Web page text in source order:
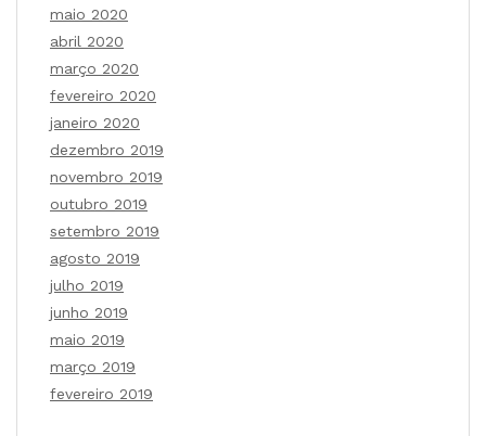
maio 2020
abril 2020
março 2020
fevereiro 2020
janeiro 2020
dezembro 2019
novembro 2019
outubro 2019
setembro 2019
agosto 2019
julho 2019
junho 2019
maio 2019
março 2019
fevereiro 2019